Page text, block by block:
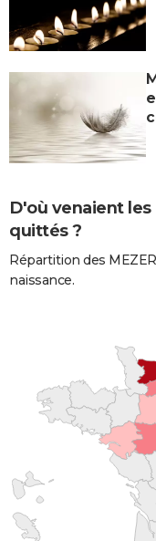
D'où venaient les
quittés ?
Répartition des
naissance.